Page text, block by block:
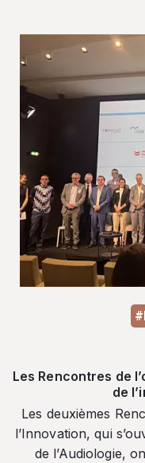
Les Rencontres de
de
Les deuxièmes
l’Innovation, qui
de l’Audiologie,